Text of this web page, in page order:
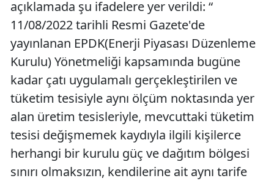
açıklamada şu ifadelere yer verildi: “
11/08/2022 tarihli Resmi Gazete'de
yayınlanan EPDK(Enerji Piyasası Düzenleme
Kurulu) Yönetmeliği kapsamında bugüne
kadar çatı uygulamalı gerçekleştirilen ve
tüketim tesisiyle aynı ölçüm noktasında yer
alan üretim tesisleriyle, mevcuttaki tüketim
tesisi değişmemek kaydıyla ilgili kişilerce
herhangi bir kurulu güç ve dağıtım bölgesi
sınırı olmaksızın, kendilerine ait aynı tarife